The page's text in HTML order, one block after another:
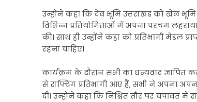
उन्होंने कहा कि देव भूमि उत्तराखंड को खेल भूमि
विभिन्न प्रतियोगिताओं में अपना परचम
की। साथ ही उन्होंने कहा को प्रतिभागी मेडल
रहना चाहिए।
कार्यक्रम के दौरान सभी का धन्यवाद
से राफ्टिंग प्रतिभागी आए हैं, सभी ने अपना
दी। उन्होंने कहा कि निश्चित तौर पर चंपावत में